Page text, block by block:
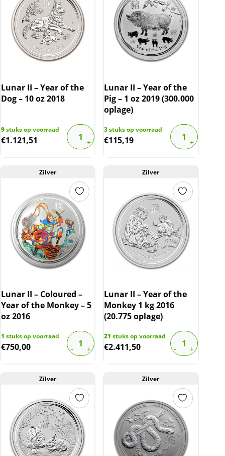
Lunar II – Year of the
Dog – 10 oz 2018
9stuks op voorraad
€1.121,51
Lunar II – Year of the
Pig – 1 oz 2019 (300.000
oplage)
3stuks op voorraad
€115,19
Zilver
Lunar II – Coloured –
Year of the Monkey – 5
oz 2016
1 stuks op voorraad
€750,00
Zilver
Lunar II – Year of the
Monkey 1 kg 2016
(20.775 oplage)
21 stuks op voorraad
€2.411,50
Zilver Zilver